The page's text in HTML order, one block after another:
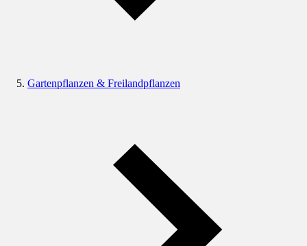
Gartenpflanzen & Freilandpflanzen